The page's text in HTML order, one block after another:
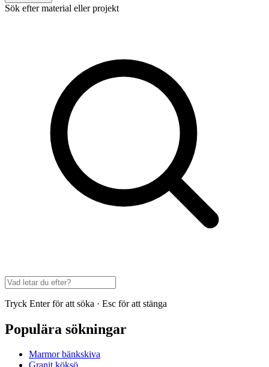
Sök efter material eller projekt
Tryck Enter för att söka · Esc för att stänga
Populära sökningar
Marmor bänkskiva